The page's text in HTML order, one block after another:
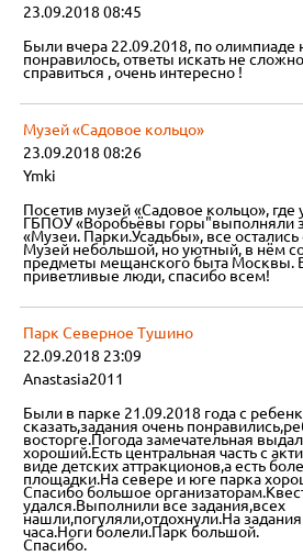
23.09.2018 08:45
Были вчера 22.09.2018, по олимпиаде
понравилось, ответы искать не
справиться , очень интересно !
Музей «Садовое кольцо»
23.09.2018 08:26
Ymki
Посетив музей «Садовое кольцо», где
ГБПОУ «Воробьёвы горы"выполняли
«Музеи. Парки.Усадьбы», все
Музей небольшой, но уютный, в нём
предметы мещанского быта Москвы.
приветливые люди, спасибо всем!
Парк Северное Тушино
22.09.2018 23:09
Anastasia2011
Были в парке 21.09.2018 года с
сказать,задания очень
восторге.Погода замечательная
хороший.Есть центральная часть с
виде детских аттракционов,а есть
площадки.На севере и юге парка
Спасибо большое
удался.Выполнили все задания,всех
нашли,погуляли,отдохнули.На
часа.Ноги болели.Парк большой.
Спасибо.